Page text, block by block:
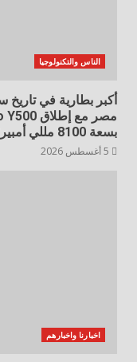
الناس والتكنولوجيا
بسعة 8100 مللي أمبير*
اخبارنا واخبارهم